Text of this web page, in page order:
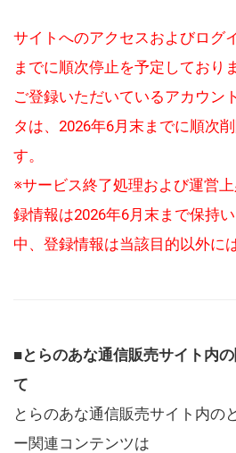
サイトへのアクセスおよびログ
までに順次停止を予定しており
ご登録いただいているアカウン
タは、2026年6月末までに順次
す。
※サービス終了処理および運営
録情報は2026年6月末まで保持
中、登録情報は当該目的以外に
■とらのあな通信販売サイト内
て
とらのあな通信販売サイト内の
ー関連コンテンツは